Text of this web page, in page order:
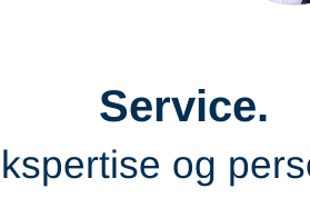
Service.
og